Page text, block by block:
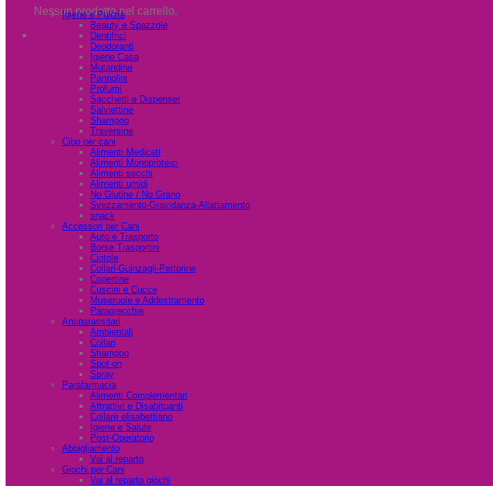
Nessun prodotto nel carrello.
Igiene e Pulizia
Beauty e Spazzole
Dentifrici
Deodoranti
Igiene Casa
Mutandine
Pannolini
Profumi
Sacchetti e Dispenser
Salviettine
Shampoo
Traversine
Cibo per cani
Alimenti Medicati
Alimenti Monoproteici
Alimenti secchi
Alimenti umidi
No Glutine / No Grano
Svezzamento-Gravidanza-Allattamento
snack
Accessori per Cani
Auto e Trasporto
Borse Trasportini
Ciotole
Collari-Guinzagli-Pettorine
Copertine
Cuscini e Cucce
Museruole e Addestramento
Paraorecchie
Antiparassitari
Ambientali
Collari
Shampoo
Spot-on
Spray
Parafarmacia
Alimenti Complementari
Attrattivi e Disabituanti
Collare elisabettiano
Igiene e Salute
Post-Operatorio
Abbigliamento
Vai al reparto
Giochi per Cani
Vai al reparto giochi